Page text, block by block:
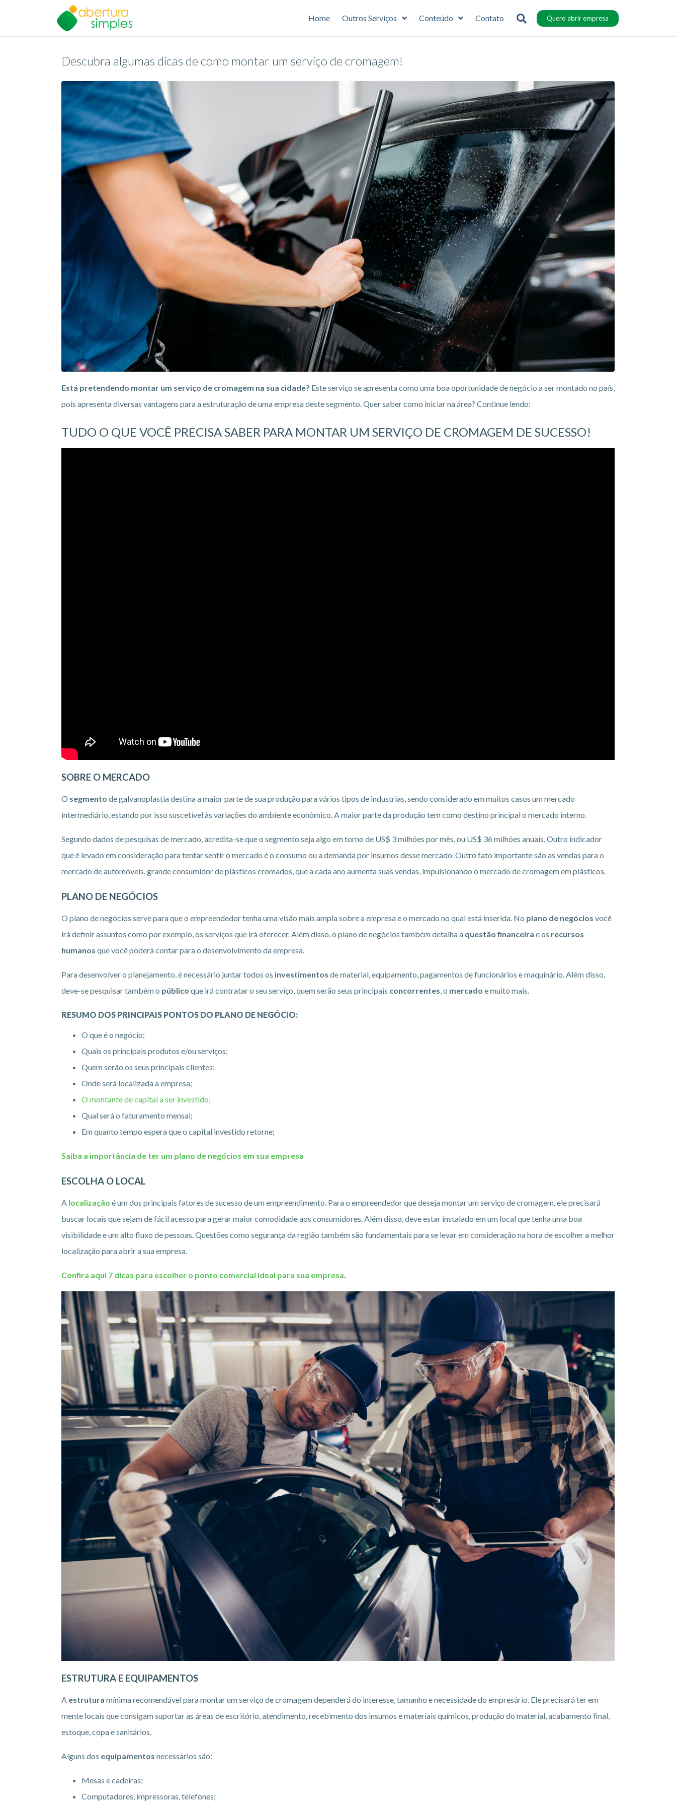
Home Outros Serviços Conteúdo Contato Quero abrir empresa
Descubra algumas dicas de como montar um serviço de cromagem!
Está pretendendo montar um serviço de cromagem na sua cidade? Este serviço se apresenta como uma boa oportunidade de negócio a ser montado no país,
pois apresenta diversas vantagens para a estruturação de uma empresa deste segmento. Quer saber como iniciar na área? Continue lendo:
TUDO O QUE VOCÊ PRECISA SABER PARA MONTAR UM SERVIÇO DE CROMAGEM DE SUCESSO!
SOBRE O MERCADO
O segmento de galvanoplastia destina a maior parte de sua produção para vários tipos de industrias, sendo considerado em muitos casos um mercado
intermediário, estando por isso suscetível às variações do ambiente econômico. A maior parte da produção tem como destino principal o mercado interno.
Segundo dados de pesquisas de mercado, acredita-se que o segmento seja algo em torno de US$ 3 milhões por mês, ou US$ 36 milhões anuais. Outro indicador
que é levado em consideração para tentar sentir o mercado é o consumo ou a demanda por insumos desse mercado. Outro fato importante são as vendas para o
mercado de automóveis, grande consumidor de plásticos cromados, que a cada ano aumenta suas vendas, impulsionando o mercado de cromagem em plásticos.
PLANO DE NEGÓCIOS
O plano de negócios serve para que o empreendedor tenha uma visão mais ampla sobre a empresa e o mercado no qual está inserida. No plano de negócios você
irá definir assuntos como por exemplo, os serviços que irá oferecer. Além disso, o plano de negócios também detalha a questão financeira e os recursos
humanos que você poderá contar para o desenvolvimento da empresa.
Para desenvolver o planejamento, é necessário juntar todos os investimentos de material, equipamento, pagamentos de funcionários e maquinário. Além disso,
deve-se pesquisar também o público que irá contratar o seu serviço, quem serão seus principais concorrentes, o mercado e muito mais.
RESUMO DOS PRINCIPAIS PONTOS DO PLANO DE NEGÓCIO:
O que é o negócio;
Quais os principais produtos e/ou serviços;
Quem serão os seus principais clientes;
Onde será localizada a empresa;
O montante de capital a ser investido;
Qual será o faturamento mensal;
Em quanto tempo espera que o capital investido retorne;
Saiba a importância de ter um plano de negócios em sua empresa
ESCOLHA O LOCAL
A localização é um dos principais fatores de sucesso de um empreendimento. Para o empreendedor que deseja montar um serviço de cromagem, ele precisará
buscar locais que sejam de fácil acesso para gerar maior comodidade aos consumidores. Além disso, deve estar instalado em um local que tenha uma boa
visibilidade e um alto fluxo de pessoas. Questões como segurança da região também são fundamentais para se levar em consideração na hora de escolher a melhor
localização para abrir a sua empresa.
Confira aqui 7 dicas para escolher o ponto comercial ideal para sua empresa.
ESTRUTURA E EQUIPAMENTOS
A estrutura mínima recomendável para montar um serviço de cromagem dependerá do interesse, tamanho e necessidade do empresário. Ele precisará ter em
mente locais que consigam suportar as áreas de escritório, atendimento, recebimento dos insumos e materiais químicos, produção do material, acabamento final,
estoque, copa e sanitários.
Alguns dos equipamentos necessários são:
Mesas e cadeiras;
Computadores, impressoras, telefones;